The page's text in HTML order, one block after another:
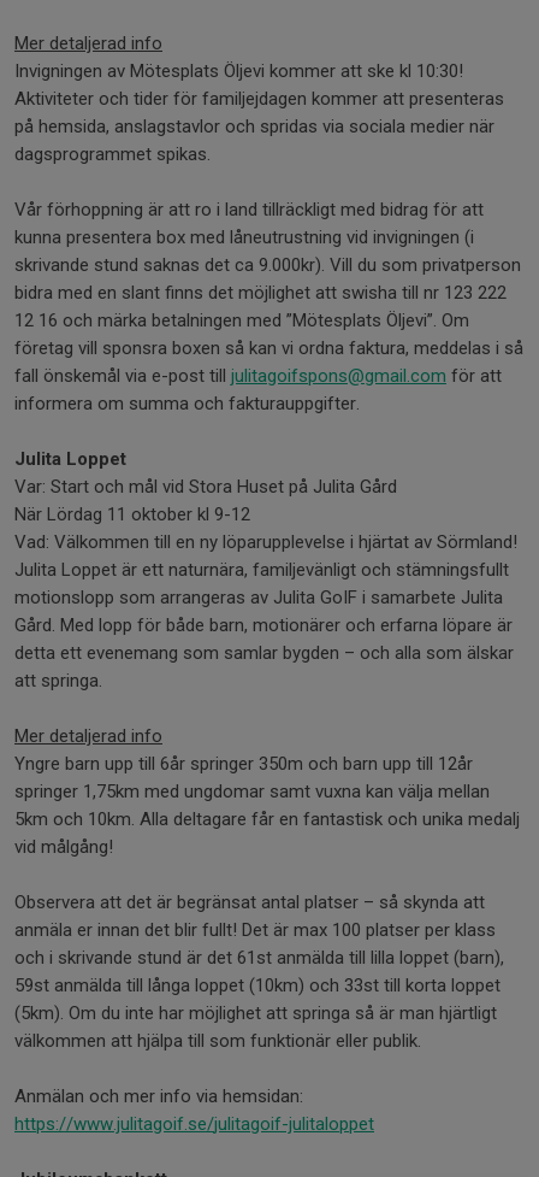
Mer detaljerad info
Invigningen av Mötesplats Öljevi kommer att ske kl 10:30!
Aktiviteter och tider för familjejdagen kommer att presenteras
på hemsida, anslagstavlor och spridas via sociala medier när
dagsprogrammet spikas.
Vår förhoppning är att ro i land tillräckligt med bidrag för att
kunna presentera box med låneutrustning vid invigningen (i
skrivande stund saknas det ca 9.000kr). Vill du som privatperson
bidra med en slant finns det möjlighet att swisha till nr 123 222
12 16 och märka betalningen med ”Mötesplats Öljevi”. Om
företag vill sponsra boxen så kan vi ordna faktura, meddelas i så
fall önskemål via e-post till julitagoifspons@gmail.com för att
informera om summa och fakturauppgifter.
Julita Loppet
Var: Start och mål vid Stora Huset på Julita Gård
När Lördag 11 oktober kl 9-12
Vad: Välkommen till en ny löparupplevelse i hjärtat av Sörmland!
Julita Loppet är ett naturnära, familjevänligt och stämningsfullt
motionslopp som arrangeras av Julita GoIF i samarbete Julita
Gård. Med lopp för både barn, motionärer och erfarna löpare är
detta ett evenemang som samlar bygden – och alla som älskar
att springa.
Mer detaljerad info
Yngre barn upp till 6år springer 350m och barn upp till 12år
springer 1,75km med ungdomar samt vuxna kan välja mellan
5km och 10km. Alla deltagare får en fantastisk och unika medalj
vid målgång!
Observera att det är begränsat antal platser – så skynda att
anmäla er innan det blir fullt! Det är max 100 platser per klass
och i skrivande stund är det 61st anmälda till lilla loppet (barn),
59st anmälda till långa loppet (10km) och 33st till korta loppet
(5km). Om du inte har möjlighet att springa så är man hjärtligt
välkommen att hjälpa till som funktionär eller publik.
Anmälan och mer info via hemsidan:
https://www.julitagoif.se/julitagoif-julitaloppet